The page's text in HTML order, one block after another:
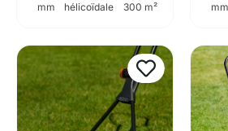
mm
hélicoïdale
300 m²
mm